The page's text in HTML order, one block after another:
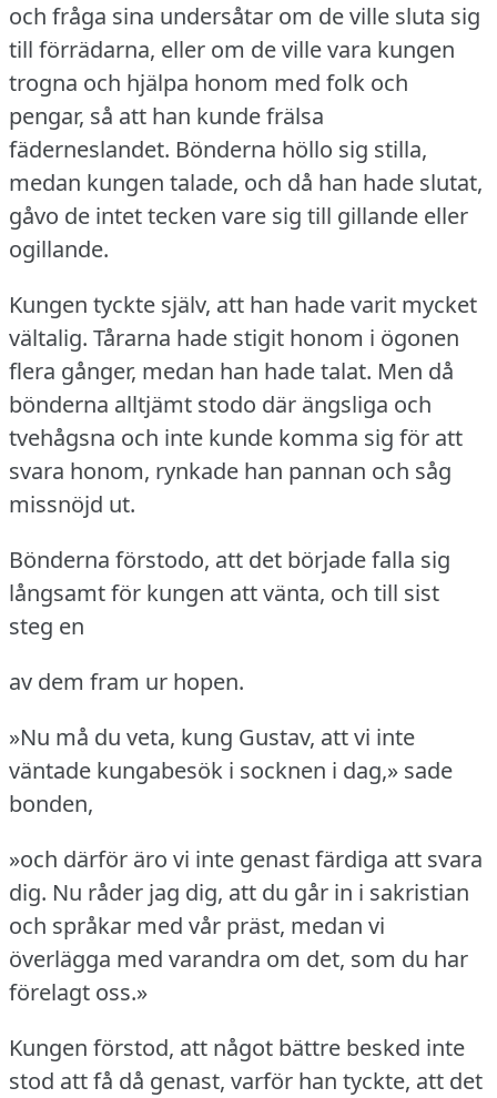
och fråga sina undersåtar om de ville sluta sig
till förrädarna, eller om de ville vara kungen
trogna och hjälpa honom med folk och
pengar, så att han kunde frälsa
fäderneslandet. Bönderna höllo sig stilla,
medan kungen talade, och då han hade slutat,
gåvo de intet tecken vare sig till gillande eller
ogillande.
Kungen tyckte själv, att han hade varit mycket
vältalig. Tårarna hade stigit honom i ögonen
flera gånger, medan han hade talat. Men då
bönderna alltjämt stodo där ängsliga och
tvehågsna och inte kunde komma sig för att
svara honom, rynkade han pannan och såg
missnöjd ut.
Bönderna förstodo, att det började falla sig
långsamt för kungen att vänta, och till sist
steg en
av dem fram ur hopen.
»Nu må du veta, kung Gustav, att vi inte
väntade kungabesök i socknen i dag,» sade
bonden,
»och därför äro vi inte genast färdiga att svara
dig. Nu råder jag dig, att du går in i sakristian
och språkar med vår präst, medan vi
överlägga med varandra om det, som du har
förelagt oss.»
Kungen förstod, att något bättre besked inte
stod att få då genast, varför han tyckte, att det